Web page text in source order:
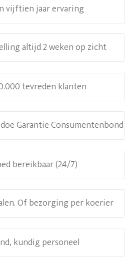
vijftien jaar ervaring
altijd 2 weken op zicht
tevreden klanten
Garantie Consumentenbond
bereikbaar (24/7)
Of bezorging per koerier
kundig personeel